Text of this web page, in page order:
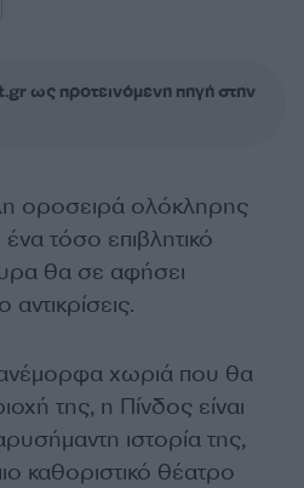
ως προτεινόμενη πηγή στην
οροσειρά ολόκληρης
τόσο επιβλητικό
θα σε αφήσει
χωριά που θα
της, η Πίνδος είναι
ιστορία της,
καθοριστικό θέατρο